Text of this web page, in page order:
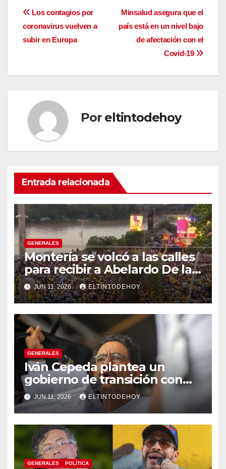
Navegación
de
Minsalud asegura que el
país está en un nivel bajo
de afectación con el
Covid-19
Los contagios por
coronavirus vuelven a
subir en Europa
Por eltintodehoy
Entrada relacionada
GENERALES
Montería se volcó a las calles
para recibir a Abelardo De la
Espriella
JUN 11, 2026 ELTINTODEHOY
GENERALES
Iván Cepeda plantea un
gobierno de transición con
énfasis en el empalme
institucional y una eventual
constituyente
JUN 11, 2026 ELTINTODEHOY
GENERALES POLÍTICA